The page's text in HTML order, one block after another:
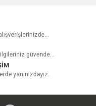
güvende...
yanınızdayız.